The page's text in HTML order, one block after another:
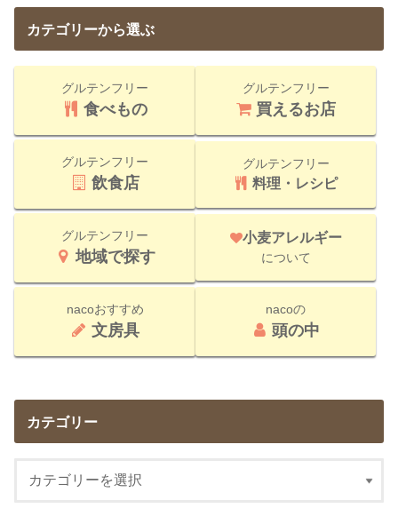
カテゴリーから選ぶ
グルテンフリー
食べもの
グルテンフリー
買えるお店
グルテンフリー
飲食店
グルテンフリー
料理・レシピ
グルテンフリー
地域で探す
小麦アレルギー
について
nacoおすすめ
文房具
nacoの
頭の中
カテゴリー